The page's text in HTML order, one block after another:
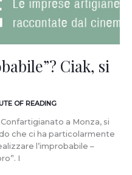
Ciak, si
OF READING
a Monza, si
che ci ha particolarmente
l’improbabile –
I